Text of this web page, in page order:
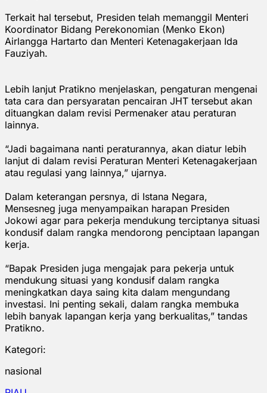
Terkait hal tersebut, Presiden telah memanggil Menteri
Koordinator Bidang Perekonomian (Menko Ekon)
Airlangga Hartarto dan Menteri Ketenagakerjaan Ida
Fauziyah.
Lebih lanjut Pratikno menjelaskan, pengaturan mengenai
tata cara dan persyaratan pencairan JHT tersebut akan
dituangkan dalam revisi Permenaker atau peraturan
lainnya.
“Jadi bagaimana nanti peraturannya, akan diatur lebih
lanjut di dalam revisi Peraturan Menteri Ketenagakerjaan
atau regulasi yang lainnya,” ujarnya.
Dalam keterangan persnya, di Istana Negara,
Mensesneg juga menyampaikan harapan Presiden
Jokowi agar para pekerja mendukung terciptanya situasi
kondusif dalam rangka mendorong penciptaan lapangan
kerja.
“Bapak Presiden juga mengajak para pekerja untuk
mendukung situasi yang kondusif dalam rangka
meningkatkan daya saing kita dalam mengundang
investasi. Ini penting sekali, dalam rangka membuka
lebih banyak lapangan kerja yang berkualitas,” tandas
Pratikno.
Kategori:
nasional